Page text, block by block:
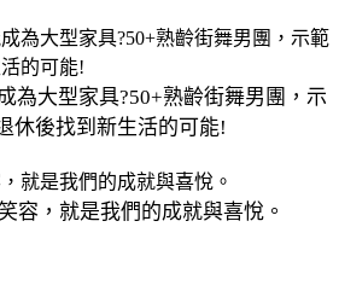
為大型家具?50+熟齡街舞男團，示
休後找到新生活的可能!
容，就是我們的成就與喜悅。